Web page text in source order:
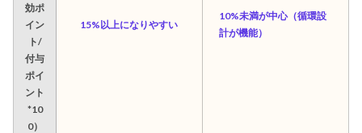
効ポ
イン
ト/
付与
ポイ
ント
*10
0）
15%以上になりやすい
10%未満が中心（循環設
計が機能）